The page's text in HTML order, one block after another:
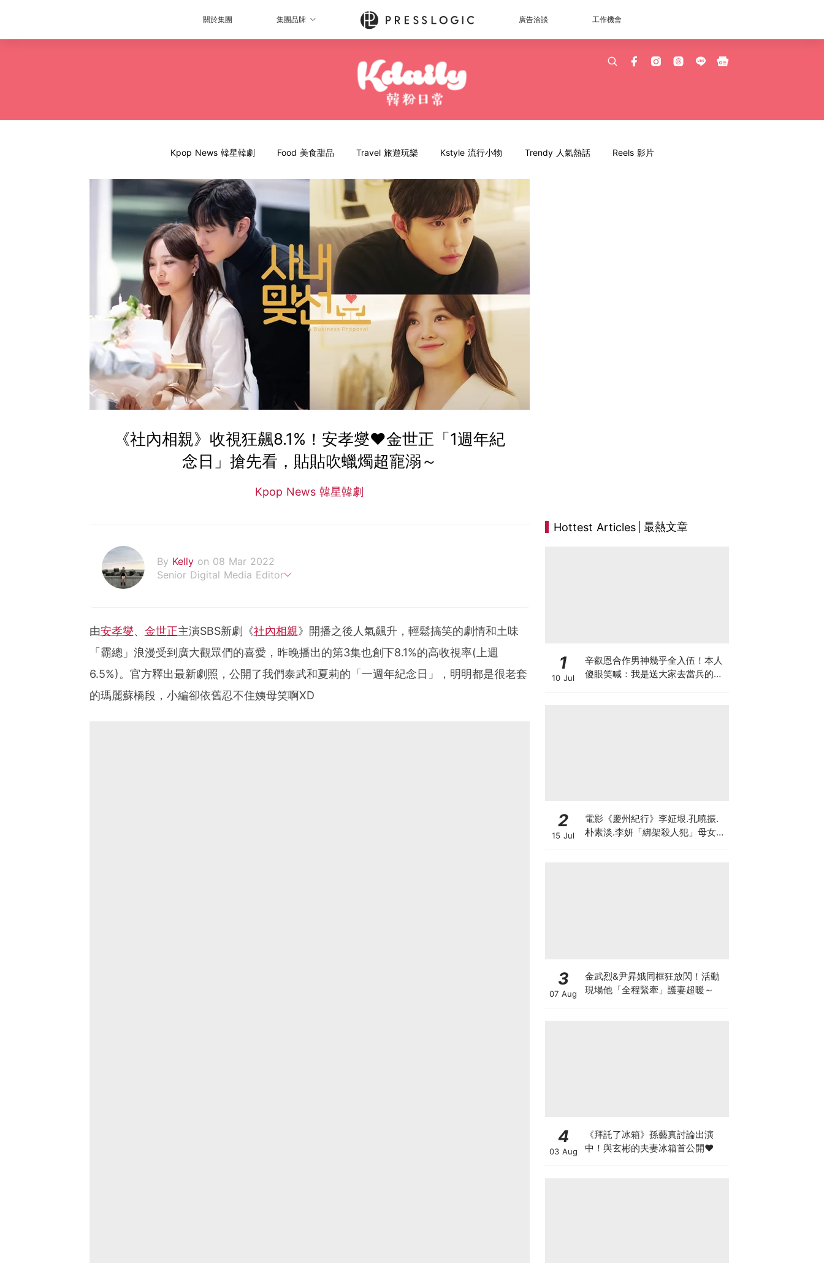
關於集團 集團品牌 廣告洽談 工作機會
Kpop News 韓星韓劇 Food 美食甜品 Travel 旅遊玩樂 Kstyle 流行小物 Trendy 人氣熱話 Reels 影片
《社內相親》收視狂飆8.1%！安孝燮♥金世正「1週年紀
念日」搶先看，貼貼吹蠟燭超寵溺～
Kpop News 韓星韓劇
By Kelly on 08 Mar 2022
Senior Digital Media Editor
由安孝燮、 金世正主演SBS新劇《社內相親》開播之後人氣飆升，輕鬆搞笑的劇情和土味
「霸總」浪漫受到廣大觀眾們的喜愛，昨晚播出的第3集也創下8.1%的高收視率(上週
6.5%)。官方釋出最新劇照，公開了我們泰武和夏莉的「一週年紀念日」，明明都是很老套
的瑪麗蘇橋段，小編卻依舊忍不住姨母笑啊XD
Hottest Articles 最熱文章
1
10 Jul
辛叡恩合作男神幾乎全入伍！本人
傻眼笑喊：我是送大家去當兵的人
2
15 Jul
電影《慶州紀行》李姃垠.孔曉振.
朴素淡.李妍「綁架殺人犯」母女檔
3
07 Aug
金武烈&尹昇娥同框狂放閃！活動
現場他「全程緊牽」護妻超暖～
4
03 Aug
《拜託了冰箱》孫藝真討論出演
中！與玄彬的夫妻冰箱首公開♥